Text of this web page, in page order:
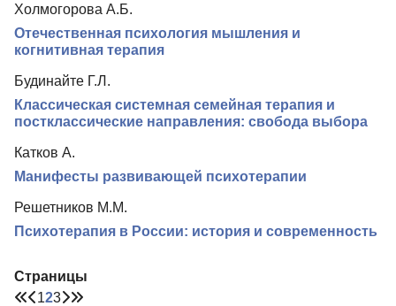
Холмогорова А.Б.
Отечественная психология мышления и
когнитивная терапия
Будинайте Г.Л.
Классическая системная семейная терапия и
постклассические направления: свобода выбора
Катков А.
Манифесты развивающей психотерапии
Решетников М.М.
Психотерапия в России: история и современность
Страницы
123